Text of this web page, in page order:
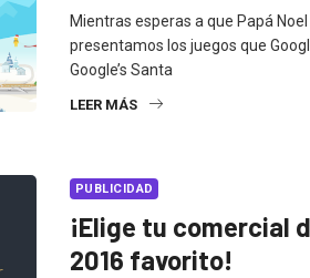
Mientras esperas a que Papá
presentamos los juegos que
Google’s Santa
LEER MÁS
PUBLICIDAD
¡Elige tu comercial
2016 favorito!